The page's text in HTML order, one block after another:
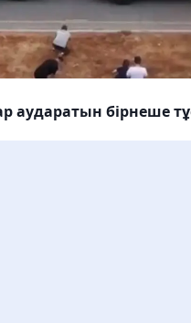
аударатын бірнеше